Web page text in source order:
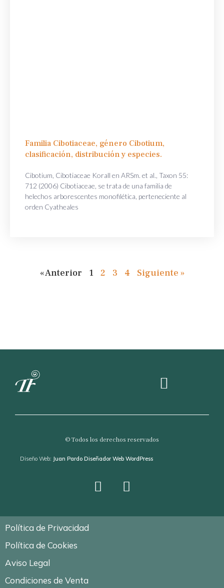
Familia Cibotiaceae, género Cibotium,
clasificación, distribución y especies.
Cibotium, Cibotiaceae Korall en ARSm. et al., Taxon 55:
712 (2006) Cibotiaceae, se trata de una familia de
helechos arborescentes monofilética, perteneciente al
orden Cyatheales
« Anterior 1 2 3 4 Siguiente »
© Todos los derechos reservados
Diseño Web: Juan Pardo Diseñador Web WordPress
Política de Privacidad
Política de Cookies
Aviso Legal
Condiciones de Venta